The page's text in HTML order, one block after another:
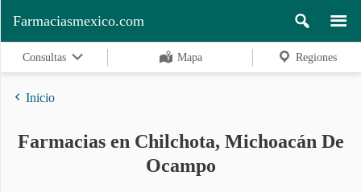
Regiones
Farmaciasmexico.com
Consultas Mapa Regiones
Inicio
Farmacias en Chilchota, Michoacán De
Ocampo